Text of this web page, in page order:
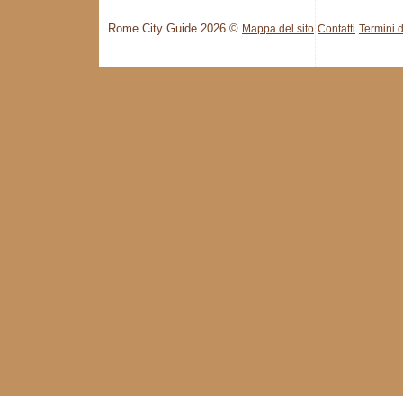
Rome City Guide 2026 © Mappa del sito Contatti Termini